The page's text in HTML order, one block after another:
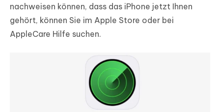
nachweisen können, dass das iPhone jetzt Ihnen
gehört, können Sie im Apple Store oder bei
AppleCare Hilfe suchen.